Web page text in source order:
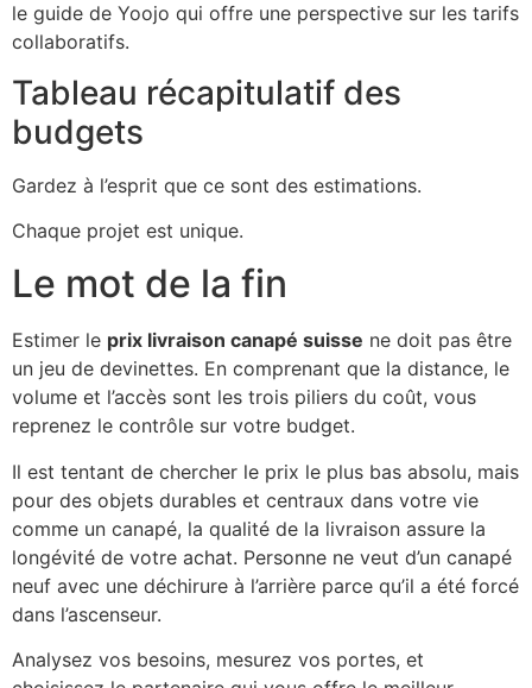
le guide de Yoojo qui offre une perspective sur les tarifs
collaboratifs.
Tableau récapitulatif des
budgets
Gardez à l’esprit que ce sont des estimations.
Chaque projet est unique.
Le mot de la fin
Estimer le prix livraison canapé suisse ne doit pas être
un jeu de devinettes. En comprenant que la distance, le
volume et l’accès sont les trois piliers du coût, vous
reprenez le contrôle sur votre budget.
Il est tentant de chercher le prix le plus bas absolu, mais
pour des objets durables et centraux dans votre vie
comme un canapé, la qualité de la livraison assure la
longévité de votre achat. Personne ne veut d’un canapé
neuf avec une déchirure à l’arrière parce qu’il a été forcé
dans l’ascenseur.
Analysez vos besoins, mesurez vos portes, et